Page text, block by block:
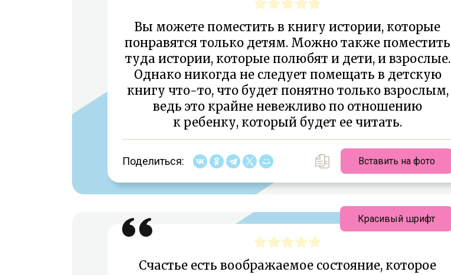
Вы можете поместить в книгу истории, которые
понравятся только детям. Можно также поместить
туда истории, которые полюбят и дети, и взрослые.
Однако никогда не следует помещать в детскую
книгу что-то, что будет понятно только взрослым,
ведь это крайне невежливо по отношению
к ребенку, который будет ее читать.
Поделиться: Вставить на фото
Счастье есть воображаемое состояние, которое
Красивый шрифт